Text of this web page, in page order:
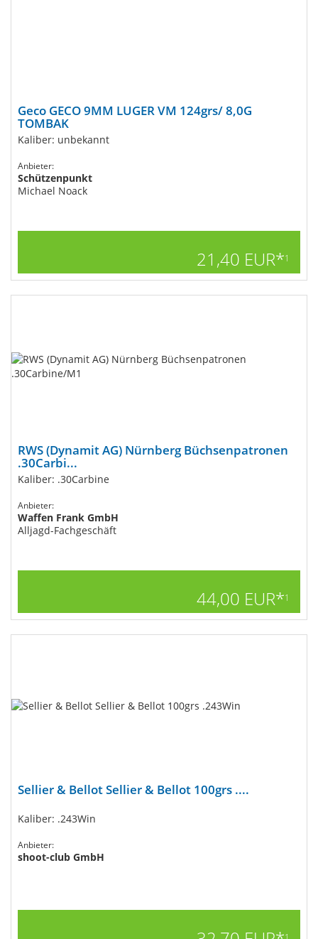
Geco GECO 9MM LUGER VM 124grs/ 8,0G
TOMBAK
Kaliber: unbekannt
Anbieter:
Schützenpunkt
Michael Noack
21,40 EUR*1
RWS (Dynamit AG) Nürnberg Büchsenpatronen
.30Carbi...
Kaliber: .30Carbine
Anbieter:
Waffen Frank GmbH
Alljagd-Fachgeschäft
44,00 EUR*1
Sellier & Bellot Sellier & Bellot 100grs ....
Kaliber: .243Win
Anbieter:
shoot-club GmbH